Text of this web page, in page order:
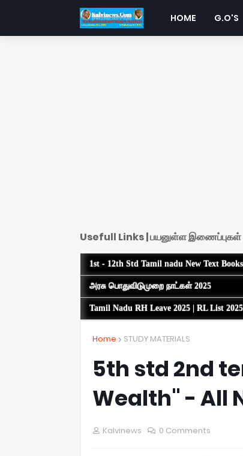
HOME G.O'S
Usefull Links | பயனுள்ள இணைப்புகள்
1st - 12th Std Tamil nadu New Text
அரசு பொதுவிடுமுறை நாட்கள் 2025
Tamil Nadu RH Leave 2025 | RL List
Home STUDY MATERIALS
5th std 2nd
Wealth" - All
Kalvinews 0 Comments